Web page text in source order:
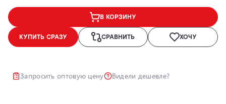
В КОРЗИНУ
КУПИТЬ СРАЗУ СРАВНИТЬ ХОЧУ
Запросить оптовую цену Видели дешевле?
Ремонт и
восстановление
автомобильных
фар
фар